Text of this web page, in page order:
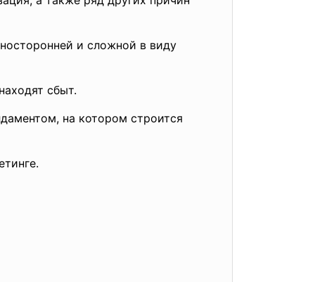
и сложной в виду
сбыт.
на котором строится